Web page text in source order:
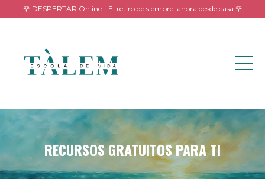
🌹 DESPERTAR Online - El retiro de siempre, ahora desde casa 🌹
RECURSOS GRATUITOS PARA TI